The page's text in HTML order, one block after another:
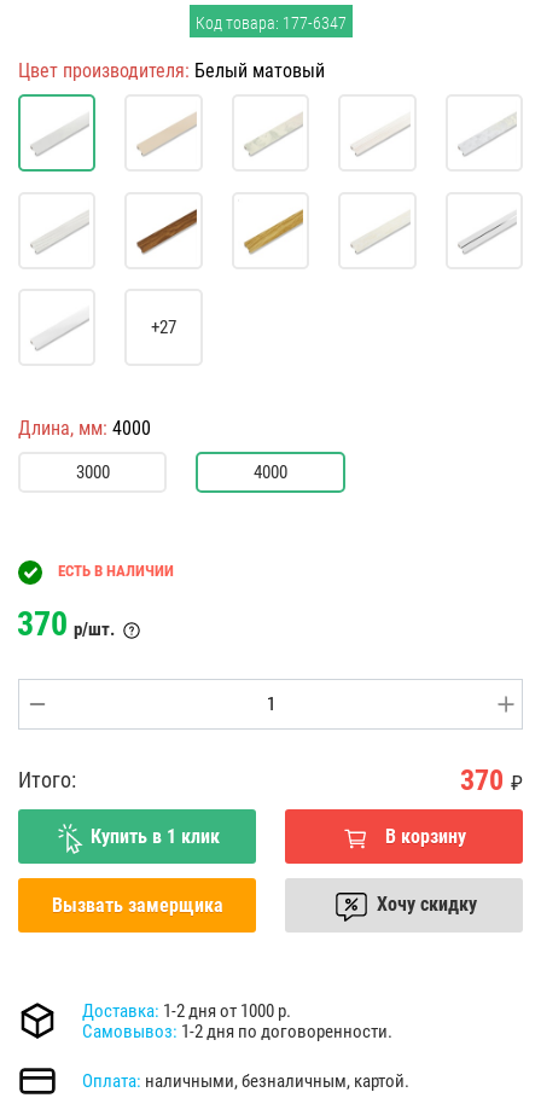
Код товара: 177-6347
Цвет производителя: Белый матовый
+27
Длина, мм: 4000
3000 4000
ЕСТЬ В НАЛИЧИИ
370 р/шт.
Итого: 370 ₽
Купить в 1 клик В корзину
Вызвать замерщика Хочу скидку
Доставка: 1-2 дня от 1000 р.
Самовывоз: 1-2 дня по договоренности.
Оплата: наличными, безналичным, картой.